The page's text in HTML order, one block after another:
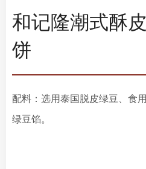
和记隆潮式酥
饼
配料：选用泰国脱皮绿豆、食
绿豆馅。